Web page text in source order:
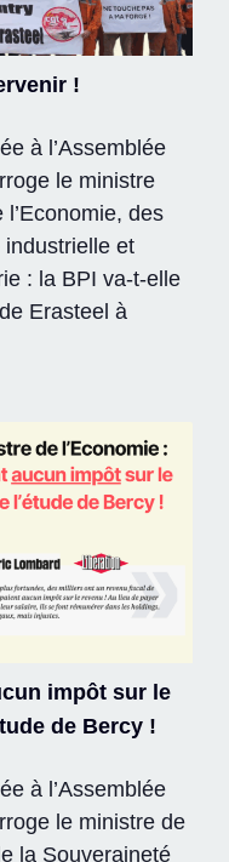
!
à l’Assemblée
le ministre
des
et
: la BPI va-t-elle
Erasteel à
impôt sur le
de Bercy !
à l’Assemblée
le ministre de
la Souveraineté